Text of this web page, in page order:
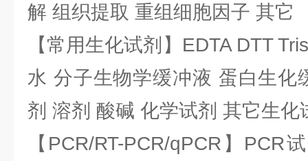
解 组织提取 重组细胞因子 其它
【常用生化试剂】EDTA DTT
水 分子生物学缓冲液 蛋白生化
剂 溶剂 酸碱 化学试剂 其它生化
【PCR/RT-PCR/qPCR】PCR